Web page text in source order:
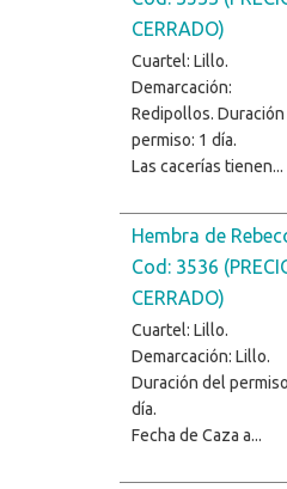
CERRADO)
Cuartel: Lillo.
Demarcación:
Redipollos.
permiso: 1 día.
Las cacerías tienen...
Hembra de
Cod: 3536
CERRADO)
Cuartel: Lillo.
Demarcación: Lillo.
Duración del
día.
Fecha de Caza a...